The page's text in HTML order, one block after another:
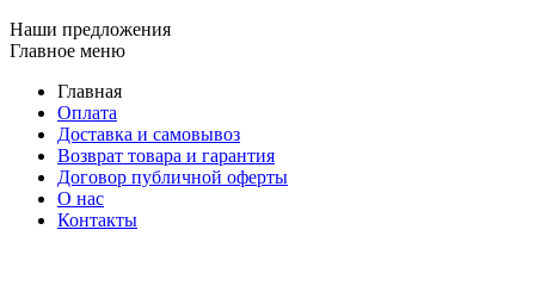
Наши предложения
Главное меню
Главная
Оплата
Доставка и самовывоз
Возврат товара и гарантия
Договор публичной оферты
О нас
Контакты